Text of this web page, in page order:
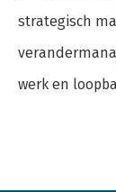
strategisch
werk en